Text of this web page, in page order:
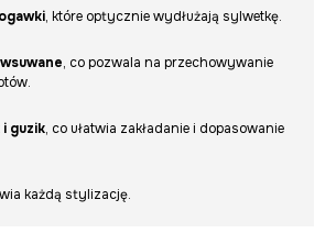
, które optycznie wydłużają sylwetkę.
, co pozwala na przechowywanie
i guzik, co ułatwia zakładanie i dopasowanie
każdą stylizację.